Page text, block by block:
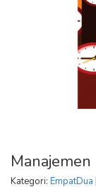
Kategori: EmpatDua